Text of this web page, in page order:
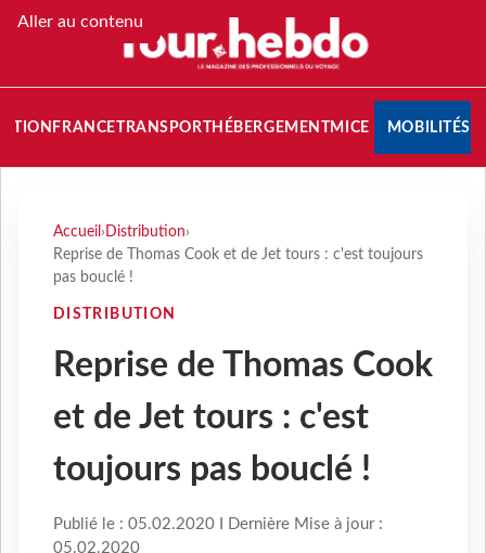
Aller au contenu
FRANCETRANSPORT HÉBERGEMENTMICE MOBILITÉS
Accueil › Distribution›
Reprise de Thomas Cook et de Jet tours : c'est toujours
pas bouclé !
DISTRIBUTION
Reprise de Thomas Cook
et de Jet tours : c'est
toujours pas bouclé !
Publié le : 05.02.2020 I Dernière Mise à jour :
05.02.2020